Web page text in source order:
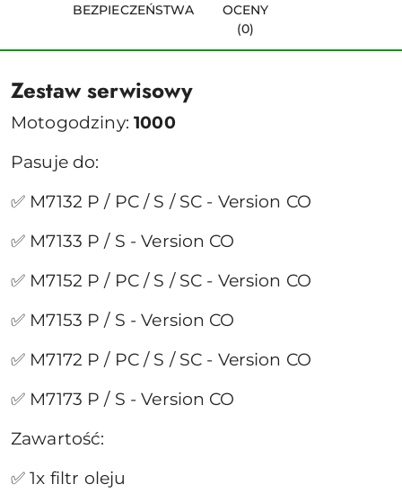
BEZPIECZEŃSTWA
OCENY
(0)
Zestaw serwisowy
Motogodziny:1000
Pasuje do:
✅ M7132 P / PC / S / SC - Version CO
✅ M7133 P / S - Version CO
✅ M7152 P / PC / S / SC - Version CO
✅ M7153 P / S - Version CO
✅ M7172 P / PC / S / SC - Version CO
✅ M7173 P / S - Version CO
Zawartość:
✅ 1x filtr oleju